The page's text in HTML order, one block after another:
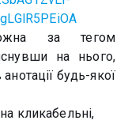
за тегом
на нього,
будь-якої
кликабельні,